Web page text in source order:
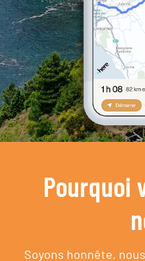
Pourquoi
Soyons honnête,